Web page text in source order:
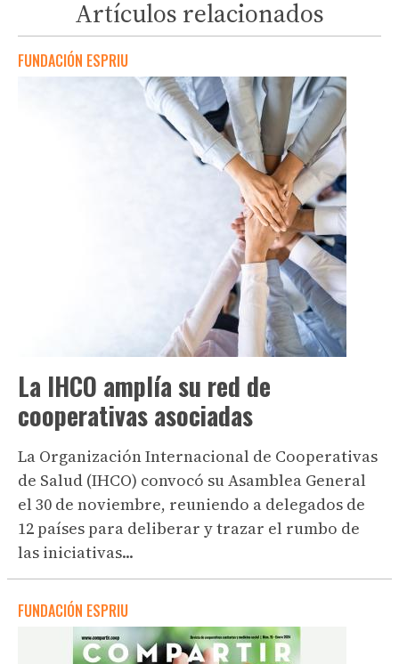
Artículos relacionados
FUNDACIÓN ESPRIU
La IHCO amplía su red de
cooperativas asociadas
La Organización Internacional de Cooperativas
de Salud (IHCO) convocó su Asamblea General
el 30 de noviembre, reuniendo a delegados de
12 países para deliberar y trazar el rumbo de
las iniciativas...
FUNDACIÓN ESPRIU